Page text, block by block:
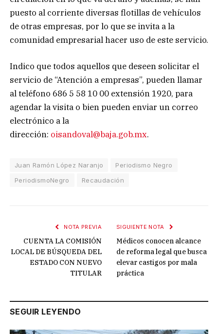
puesto al corriente diversas flotillas de vehículos
de otras empresas, por lo que se invita a la
comunidad empresarial hacer uso de este servicio.
Indico que todos aquellos que deseen solicitar el
servicio de “Atención a empresas”, pueden llamar
al teléfono 686 5 58 10 00 extensión 1920, para
agendar la visita o bien pueden enviar un correo
electrónico a la
dirección: oisandoval@baja.gob.mx.
Juan Ramón López Naranjo
Periodismo Negro
PeriodismoNegro
Recaudación
NOTA PREVIA
CUENTA LA COMISIÓN
LOCAL DE BÚSQUEDA DEL
ESTADO CON NUEVO
TITULAR
SIGUIENTE NOTA
Médicos conocen alcance
de reforma legal que busca
elevar castigos por mala
práctica
SEGUIR LEYENDO